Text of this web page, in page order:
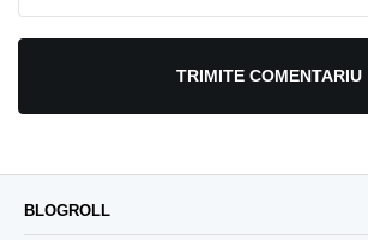
TRIMITE COMENTARIU
BLOGROLL